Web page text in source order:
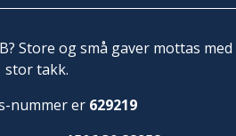
Store og små gaver mottas med
stor takk.
nummer er 629219